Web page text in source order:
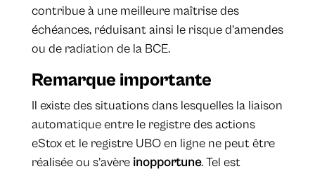
contribue à une meilleure maîtrise des
échéances, réduisant ainsi le risque d’amendes
ou de radiation de la BCE.
Remarque importante
Il existe des situations dans lesquelles la liaison
automatique entre le registre des actions
eStox et le registre UBO en ligne ne peut être
réalisée ou s’avère inopportune. Tel est